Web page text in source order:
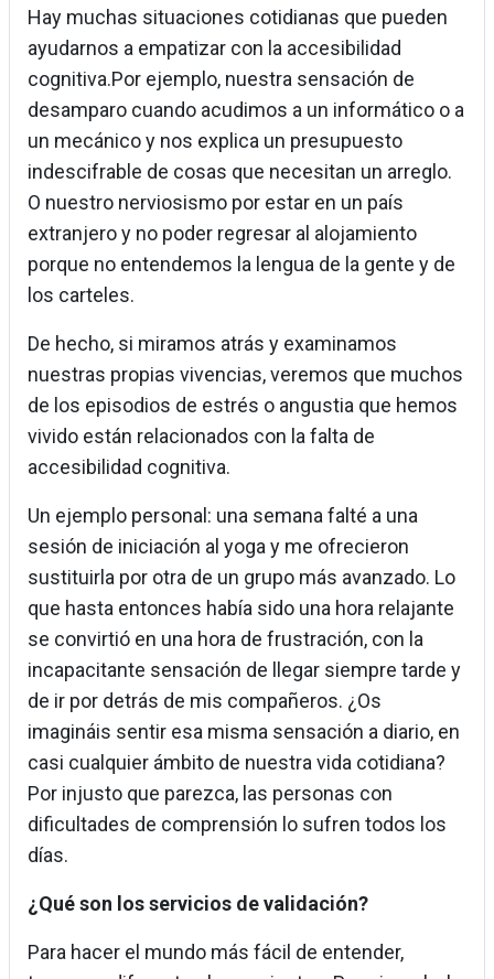
Hay muchas situaciones cotidianas que pueden
ayudarnos a empatizar con la accesibilidad
cognitiva.Por ejemplo, nuestra sensación de
desamparo cuando acudimos a un informático o a
un mecánico y nos explica un presupuesto
indescifrable de cosas que necesitan un arreglo.
O nuestro nerviosismo por estar en un país
extranjero y no poder regresar al alojamiento
porque no entendemos la lengua de la gente y de
los carteles.
De hecho, si miramos atrás y examinamos
nuestras propias vivencias, veremos que muchos
de los episodios de estrés o angustia que hemos
vivido están relacionados con la falta de
accesibilidad cognitiva.
Un ejemplo personal: una semana falté a una
sesión de iniciación al yoga y me ofrecieron
sustituirla por otra de un grupo más avanzado. Lo
que hasta entonces había sido una hora relajante
se convirtió en una hora de frustración, con la
incapacitante sensación de llegar siempre tarde y
de ir por detrás de mis compañeros. ¿Os
imagináis sentir esa misma sensación a diario, en
casi cualquier ámbito de nuestra vida cotidiana?
Por injusto que parezca, las personas con
dificultades de comprensión lo sufren todos los
días.
¿Qué son los servicios de validación?
Para hacer el mundo más fácil de entender,